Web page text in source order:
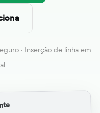
· Inserção de linha em